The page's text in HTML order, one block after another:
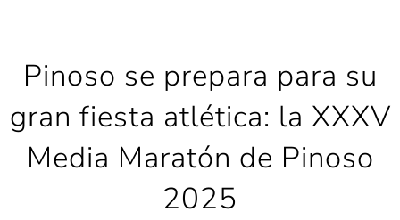
Pinoso se prepara para su
gran fiesta atlética: la XXXV
Media Maratón de Pinoso
2025